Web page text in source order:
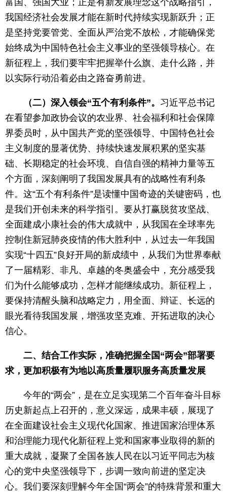
富国、强国大业；正是有新发展理念这个战略指引，
我国经济社会发展才能在新时代持续实现新跃升；正
是坚持党要管党、全面从严治党不放松，才能确保党
始终成为中国特色社会主义事业的坚强领导核心。在
新征程上，我们要牢牢把握举什么旗、走什么路，并
以实际行动沿着必由之路奋勇前进。
（二）深入领会“五个有利条件”。 习近平总书记
在看望参加政协会议的农业界、社会福利和社会保障
界委员时，从中国共产党的坚强领导、中国特色社会
主义制度的显著优势、持续快速发展积累的坚实基
础、长期稳定的社会环境、自信自强的精神力量等五
个方面，深刻阐明了我国发展具有的战略性有利条
件。这“五个有利条件”是读懂中国奇迹的关键密码，也
是我们开创未来的科学指引。要从打赢脱贫攻坚战、
全面建成小康社会的伟大成就中，从我国在全球率先
控制住新冠肺炎疫情的伟大胜利中，从过去一年我国
实现“十四五”良好开局的新成绩中，从我们为世界奉献
了一届精彩、非凡、卓越的冬奥盛会中，充分感受我
们为什么能够成功，怎样才能继续成功。新征程上，
要保持清醒头脑和战略定力，用全面、辩证、长远的
眼光看待我国发展，增强攻坚克难、开拓进取的决心
信心。
二、结合工作实际，准确把握全国“两会”部署要
求，更加积极有为地以高质量履职服务高质量发展
今年的“两会”，是在立足实现第二个百年奋斗目标
历史新起点上召开的，意义深远，成果丰硕，展现了
在全面建设社会主义现代化国家、推进国家治理体系
和治理能力现代化新征程上党和国家事业取得的新的
重大成就，凝聚了全国各族人民在以习近平同志为核
心的党中央坚强领导下，步调一致向前进的坚定决
心。我们要深刻理解今年全国“两会”的特殊背景和重大